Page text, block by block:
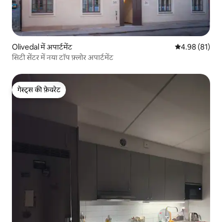
Olivedal में अपार्टमेंट औसत रेटिंग 5 में
4.98 (81)
सिटी सेंटर में नया टॉप फ़्लोर अपार्टमेंट
गेस्ट्स की फ़ेवरेट
गेस्ट्स की फ़ेवरेट